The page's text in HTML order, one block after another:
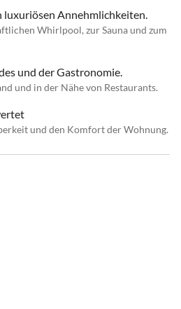
luxuriösen Annehmlichkeiten.
Whirlpool, zur Sauna und zum
und der Gastronomie.
und in der Nähe von Restaurants.
und den Komfort der Wohnung.